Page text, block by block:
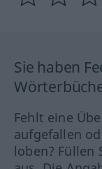
Sie haben
Fehlt eine
aufgefallen
loben? Füllen